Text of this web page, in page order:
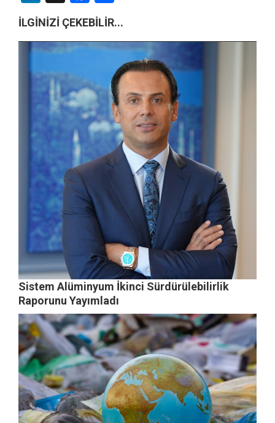
İLGİNİZİ ÇEKEBİLİR...
Sistem Alüminyum İkinci Sürdürülebilirlik
Raporunu Yayımladı